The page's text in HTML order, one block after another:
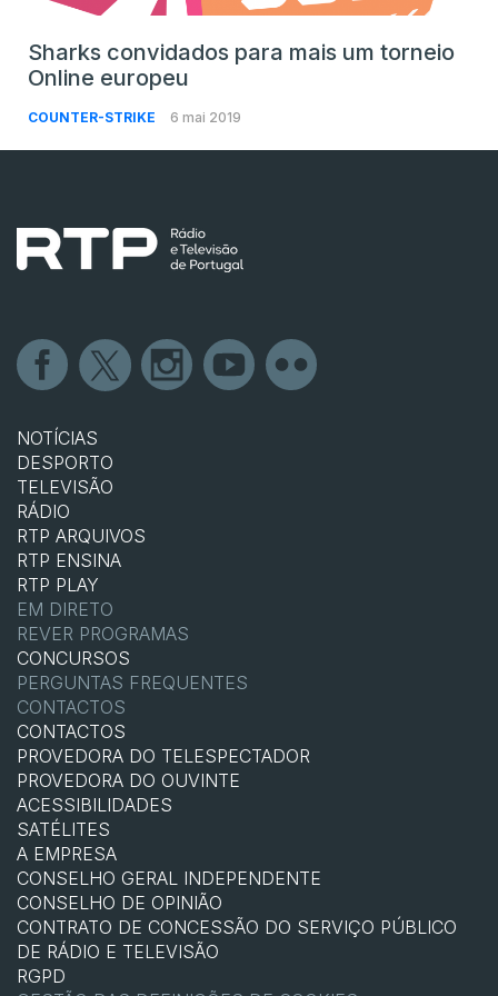
Sharks convidados para mais um torneio
Online europeu
COUNTER-STRIKE 6 mai 2019
NOTÍCIAS
DESPORTO
TELEVISÃO
RÁDIO
RTP ARQUIVOS
RTP ENSINA
RTP PLAY
EM DIRETO
REVER PROGRAMAS
CONCURSOS
PERGUNTAS FREQUENTES
CONTACTOS
CONTACTOS
PROVEDORA DO TELESPECTADOR
PROVEDORA DO OUVINTE
ACESSIBILIDADES
SATÉLITES
A EMPRESA
CONSELHO GERAL INDEPENDENTE
CONSELHO DE OPINIÃO
CONTRATO DE CONCESSÃO DO SERVIÇO PÚBLICO
DE RÁDIO E TELEVISÃO
RGPD